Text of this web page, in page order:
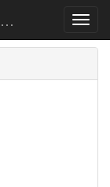
千葉県立清水高等学校 化学研究部公式Webページ